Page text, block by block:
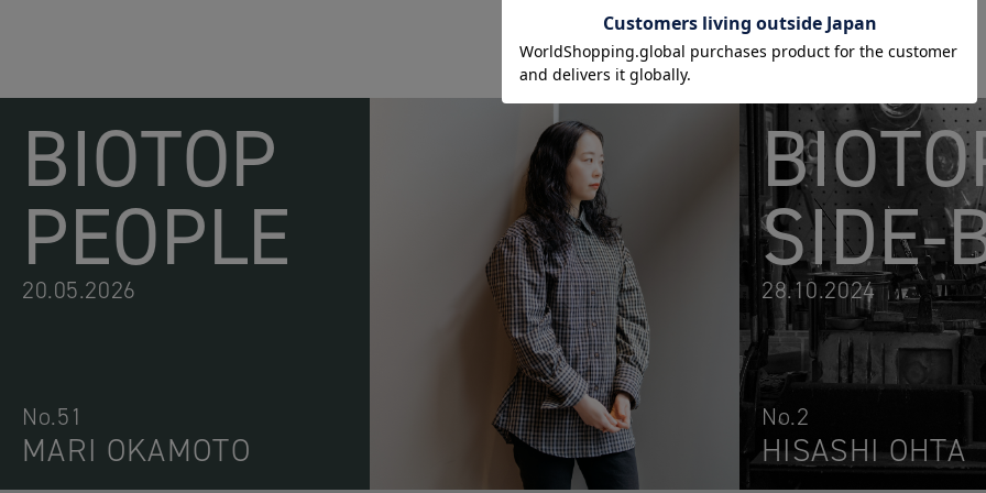
BIOTOP
PEOPLE
20.05.2026
No.51
MARI OKAMOTO
SIDE-
28.10.2024
No.2
HISASHI OHTA